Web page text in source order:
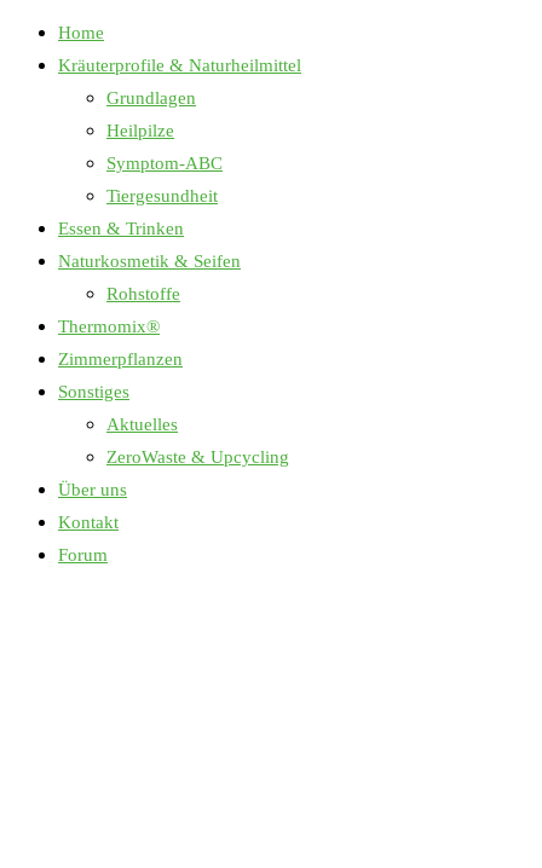
Home
Kräuterprofile & Naturheilmittel
Grundlagen
Heilpilze
Symptom-ABC
Tiergesundheit
Essen & Trinken
Naturkosmetik & Seifen
Rohstoffe
Thermomix®
Zimmerpflanzen
Sonstiges
Aktuelles
ZeroWaste & Upcycling
Über uns
Kontakt
Forum